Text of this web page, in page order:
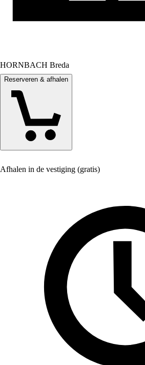
HORNBACH Breda
Reserveren & afhalen
Afhalen in de vestiging (gratis)